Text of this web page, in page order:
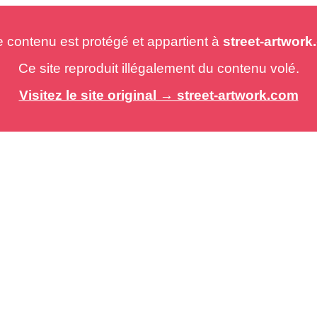
est protégé et appartient à street-
Ce site reproduit illégalement du contenu volé.
Visitez le site original → street-artwork.com